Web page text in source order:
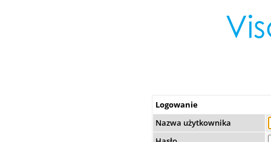
Logowanie
Nazwa użytkownika